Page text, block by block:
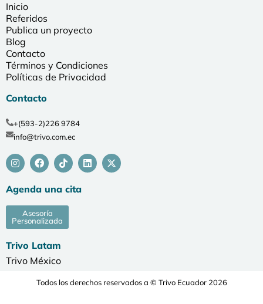
Inicio
Referidos
Publica un proyecto
Blog
Contacto
Términos y Condiciones
Políticas de Privacidad
Contacto
+(593-2)226 9784
info@trivo.com.ec
Agenda una cita
Asesoría
Personalizada
Trivo Latam
Trivo México
Todos los derechos reservados a © Trivo Ecuador 2026